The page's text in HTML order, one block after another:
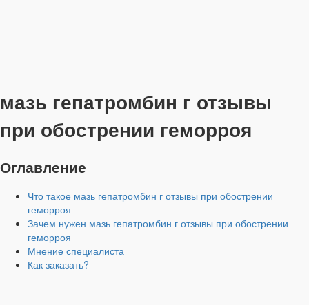
мазь гепатромбин г отзывы
при обострении геморроя
Оглавление
Что такое мазь гепатромбин г отзывы при обострении
геморроя
Зачем нужен мазь гепатромбин г отзывы при обострении
геморроя
Мнение специалиста
Как заказать?